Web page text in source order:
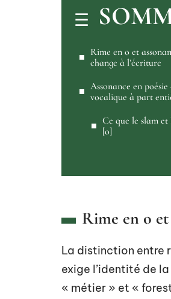
Rime en o et
change à l’écriture
Assonance en
vocalique à part
Ce que le slam
[o]
Rime en o
La distinction entre
exige l’identité de
« métier » et «